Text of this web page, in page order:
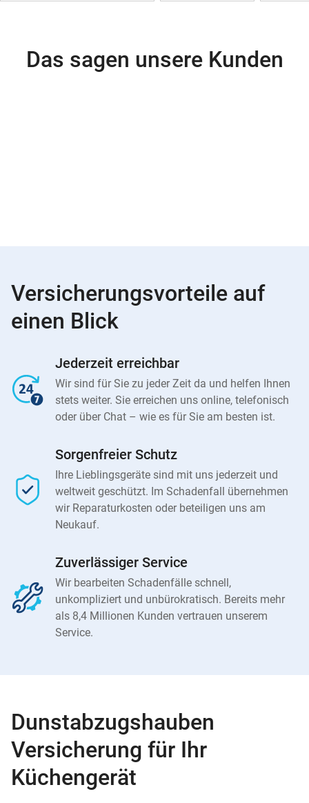
Das sagen unsere Kunden
Versicherungsvorteile auf
einen Blick
Jederzeit erreichbar
Wir sind für Sie zu jeder Zeit da und helfen Ihnen
stets weiter. Sie erreichen uns online, telefonisch
oder über Chat – wie es für Sie am besten ist.
Sorgenfreier Schutz
Ihre Lieblingsgeräte sind mit uns jederzeit und
weltweit geschützt. Im Schadenfall übernehmen
wir Reparaturkosten oder beteiligen uns am
Neukauf.
Zuverlässiger Service
Wir bearbeiten Schadenfälle schnell,
unkompliziert und unbürokratisch. Bereits mehr
als 8,4 Millionen Kunden vertrauen unserem
Service.
Dunstabzugshauben
Versicherung für Ihr
Küchengerät